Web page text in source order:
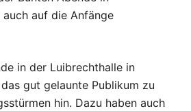
auf die Anfänge
in der Luibrechthalle in
gut gelaunte Publikum zu
hin. Dazu haben auch